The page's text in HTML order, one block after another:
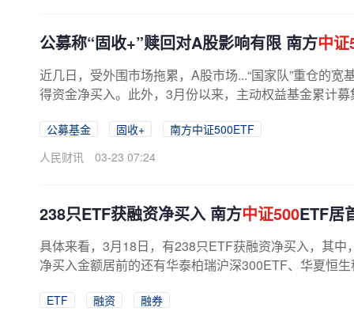
公募称“固收+”赎回对A股影响有限 南方中
近几日，受外围市场拖累，A股市场...“国家队”重仓的宽
得资金净买入。此外，3月份以来，主动权益基金累计
公募基金 固收+
南方中证500ETF
人民财讯
03-23 07:24
238只ETF获融资净买入 南方中证500ETF居
具体来看，3月18日，有238只ETF获融资净买入，其中
净买入金额居前的还有华泰柏瑞沪深300ETF、华夏恒
ETF 融资
融券